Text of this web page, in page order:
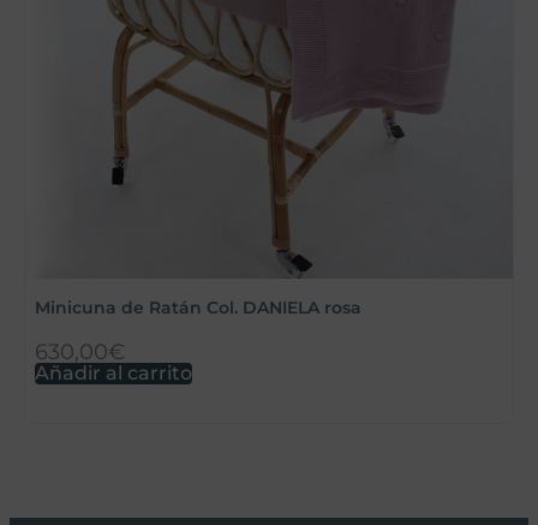
Minicuna de Ratán Col. DANIELA rosa
630,00€
Añadir al carrito